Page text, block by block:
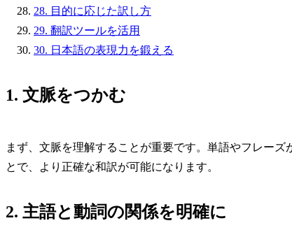
28. 目的に応じた訳し方
29. 翻訳ツールを活用
30. 日本語の表現力を鍛える
1. 文脈をつかむ
まず、文脈を理解することが重要です。単語やフレー
とで、より正確な和訳が可能になります。
2. 主語と動詞の関係を明確に